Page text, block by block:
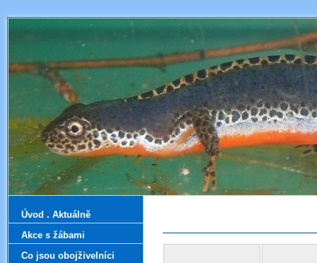
Úvod . Aktuálně
Akce s žábami
Co jsou obojživelníci